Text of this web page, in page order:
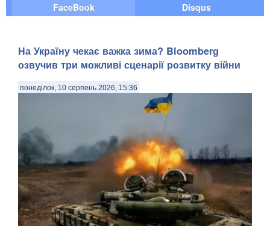
FaceBook Disqus
На Україну чекає важка зима? Bloomberg
озвучив три можливі сценарії розвитку війни
понеділок, 10 серпень 2026, 15:36